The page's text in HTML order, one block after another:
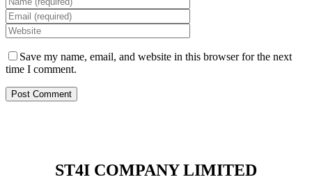
Save my name, email, and website in this browser for the next
time I comment.
ST4I COMPANY LIMITED